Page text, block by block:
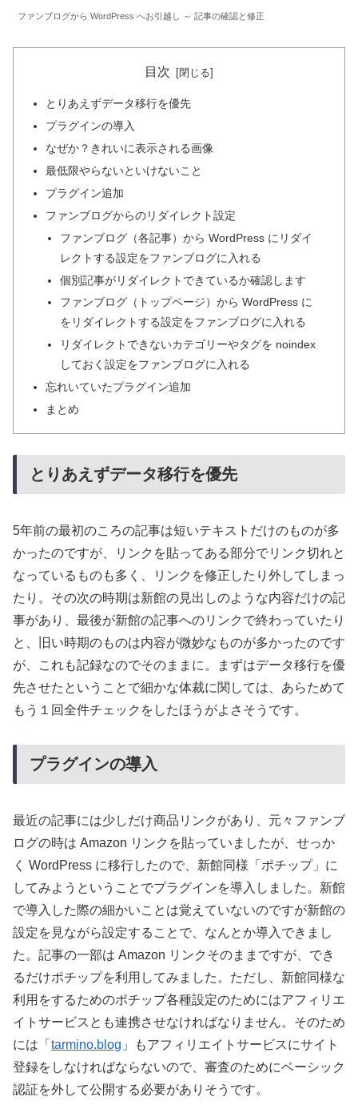
ファンブログから WordPress へお引越し ～ 記事の確認と修正
目次
とりあえずデータ移行を優先
プラグインの導入
なぜか？きれいに表示される画像
最低限やらないといけないこと
プラグイン追加
ファンブログからのリダイレクト設定
ファンブログ（各記事）から WordPress にリダイ
レクトする設定をファンブログに入れる
個別記事がリダイレクトできているか確認します
ファンブログ（トップページ）から WordPress に
をリダイレクトする設定をファンブログに入れる
リダイレクトできないカテゴリーやタグを noindex
しておく設定をファンブログに入れる
忘れいていたプラグイン追加
まとめ
とりあえずデータ移行を優先
5年前の最初のころの記事は短いテキストだけのものが多
かったのですが、リンクを貼ってある部分でリンク切れと
なっているものも多く、リンクを修正したり外してしまっ
たり。その次の時期は新館の見出しのような内容だけの記
事があり、最後が新館の記事へのリンクで終わっていたり
と、旧い時期のものは内容が微妙なものが多かったのです
が、これも記録なのでそのままに。まずはデータ移行を優
先させたということで細かな体裁に関しては、あらためて
もう１回全件チェックをしたほうがよさそうです。
プラグインの導入
最近の記事には少しだけ商品リンクがあり、元々ファンブ
ログの時は Amazon リンクを貼っていましたが、せっか
く WordPress に移行したので、新館同様「ポチップ」に
してみようということでプラグインを導入しました。新館
で導入した際の細かいことは覚えていないのですが新館の
設定を見ながら設定することで、なんとか導入できまし
た。記事の一部は Amazon リンクそのままですが、でき
るだけポチップを利用してみました。ただし、新館同様な
利用をするためのポチップ各種設定のためにはアフィリエ
イトサービスとも連携させなければなりません。そのため
には「 tarmino.blog 」もアフィリエイトサービスにサイト
登録をしなければならないので、審査のためにベーシック
認証を外して公開する必要がありそうです。